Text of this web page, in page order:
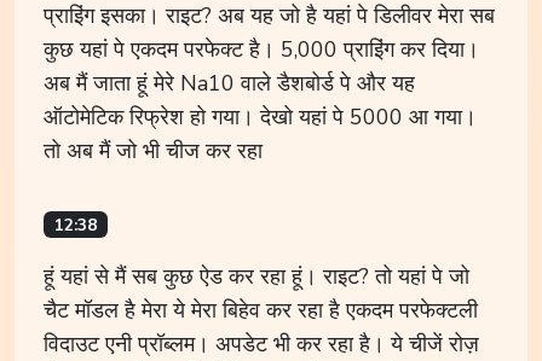
प्राइिंग इसका। राइट? अब यह जो है यहां पे डिलीवर मेरा सब
कुछ यहां पे एकदम परफेक्ट है। 5,000 प्राइिंग कर दिया।
अब मैं जाता हूं मेरे Na10 वाले डैशबोर्ड पे और यह
ऑटोमेटिक रिफ्रेश हो गया। देखो यहां पे 5000 आ गया।
तो अब मैं जो भी चीज कर रहा
12:38
हूं यहां से मैं सब कुछ ऐड कर रहा हूं। राइट? तो यहां पे जो
चैट मॉडल है मेरा ये मेरा बिहेव कर रहा है एकदम परफेक्टली
विदाउट एनी प्रॉब्लम। अपडेट भी कर रहा है। ये चीजें रोज़